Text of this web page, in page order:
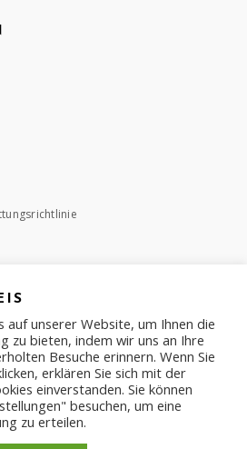
auf unserer Website, um Ihnen die
zu bieten, indem wir uns an Ihre
Besuche erinnern. Wenn Sie
erklären Sie sich mit der
einverstanden. Sie können
besuchen, um eine
zu erteilen.